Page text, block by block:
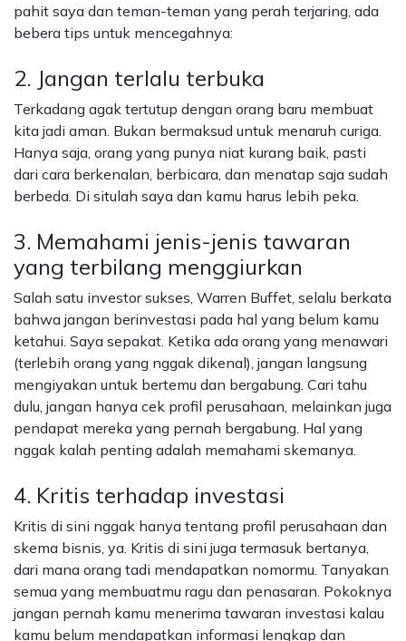
pahit saya dan teman-teman yang perah terjaring, ada
bebera tips untuk mencegahnya:
2. Jangan terlalu terbuka
Terkadang agak tertutup dengan orang baru membuat
kita jadi aman. Bukan bermaksud untuk menaruh curiga.
Hanya saja, orang yang punya niat kurang baik, pasti
dari cara berkenalan, berbicara, dan menatap saja sudah
berbeda. Di situlah saya dan kamu harus lebih peka.
3. Memahami jenis-jenis tawaran
yang terbilang menggiurkan
Salah satu investor sukses, Warren Buffet, selalu berkata
bahwa jangan berinvestasi pada hal yang belum kamu
ketahui. Saya sepakat. Ketika ada orang yang menawari
(terlebih orang yang nggak dikenal), jangan langsung
mengiyakan untuk bertemu dan bergabung. Cari tahu
dulu, jangan hanya cek profil perusahaan, melainkan juga
pendapat mereka yang pernah bergabung. Hal yang
nggak kalah penting adalah memahami skemanya.
4. Kritis terhadap investasi
Kritis di sini nggak hanya tentang profil perusahaan dan
skema bisnis, ya. Kritis di sini juga termasuk bertanya,
dari mana orang tadi mendapatkan nomormu. Tanyakan
semua yang membuatmu ragu dan penasaran. Pokoknya
jangan pernah kamu menerima tawaran investasi kalau
kamu belum mendapatkan informasi lengkap dan